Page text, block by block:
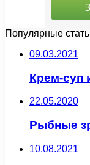
Популярные
09.03.2021
Крем-суп
22.05.2020
Рыбные
10.08.2021